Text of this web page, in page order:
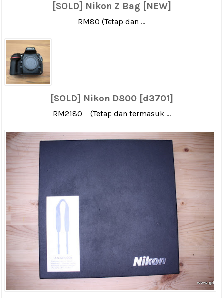
[SOLD] Nikon Z Bag [NEW]
RM80 (Tetap dan ...
[SOLD] Nikon D800 [d3701]
RM2180 (Tetap dan termasuk ...